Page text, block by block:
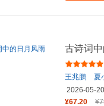
古诗词
王兆鹏
夏
2026-05-20
¥67.20